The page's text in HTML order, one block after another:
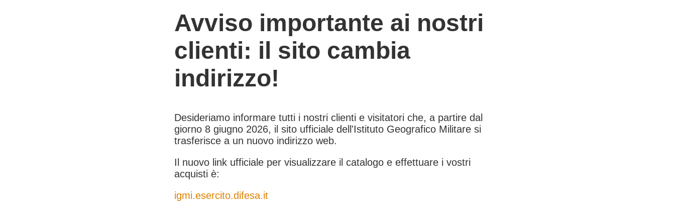
Avviso importante ai nostri
clienti: il sito cambia
indirizzo!
Desideriamo informare tutti i nostri clienti e visitatori che, a partire dal
giorno 8 giugno 2026, il sito ufficiale dell'Istituto Geografico Militare si
trasferisce a un nuovo indirizzo web.
Il nuovo link ufficiale per visualizzare il catalogo e effettuare i vostri
acquisti è:
igmi.esercito.difesa.it